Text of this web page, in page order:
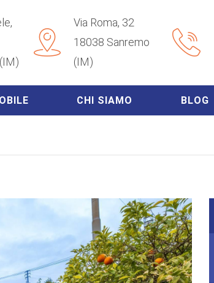
Via Roma, 32
18038 Sanremo
(IM)
CHI SIAMO BLOG